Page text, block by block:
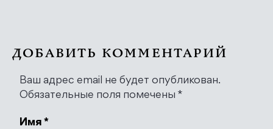
ДОБАВИТЬ КОММЕНТАРИЙ
Ваш адрес email не будет опубликован.
Обязательные поля помечены *
Имя *